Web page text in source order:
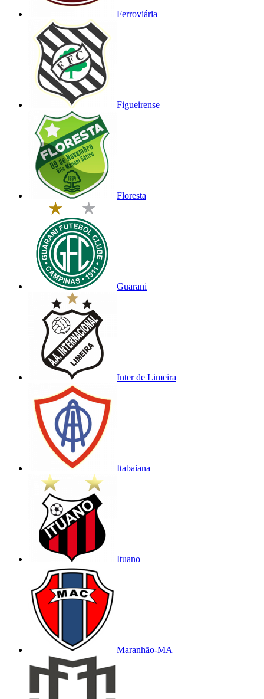
Ferroviária
Figueirense
Floresta
Guarani
Inter de Limeira
Itabaiana
Ituano
Maranhão-MA